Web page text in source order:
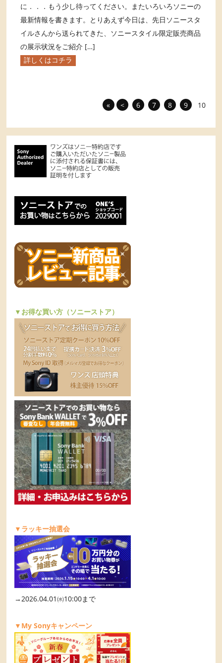
に．．．もう少し待ってください。またいろいろソニーの
最新情報を書きます。とりあえず今日は、先日ソニースタ
イルさんから送られてきた、ソニースタイル限定販売商品
の展示状況をご紹介 […]
詳しくはコチラ
« < 6 7 8 9 10
▼お得な買い方（ソニーストア）
▼ラッキー抽選会
→2026.04.01㈬10:00まで
▼My Sonyキャンペーン